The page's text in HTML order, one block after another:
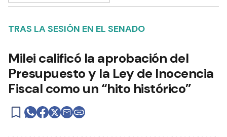
TRAS LA SESIÓN EN EL SENADO
Milei calificó la aprobación del
Presupuesto y la Ley de Inocencia
Fiscal como un “hito histórico”